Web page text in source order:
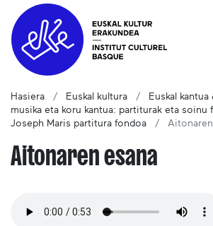
Hasiera Euskal kultura Euskal kantua
musika eta koru kantua: partiturak eta soinu
Joseph Maris partitura fondoa
Aitonaren esana